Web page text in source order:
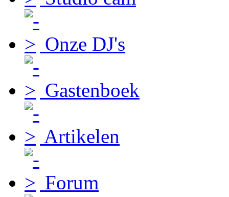
Onze DJ's
Gastenboek
Artikelen
Forum